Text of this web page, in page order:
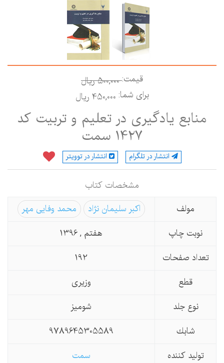
قیمت:500,000 ريال
برای شما:450,000 ريال
منابع یادگیری در تعلیم و تربیت کد
1427 سمت
انتشار در تلگرام انتشار در توویتر
مشخصات كتاب
مولف
اکبر سلیمان نژاد
محمد وفایی مهر
نوبت چاپ
هفتم , 1396
تعداد صفحات
قطع
وزیری
نوع جلد
شومیز
شابك
9789645305589
تولید كننده
سمت